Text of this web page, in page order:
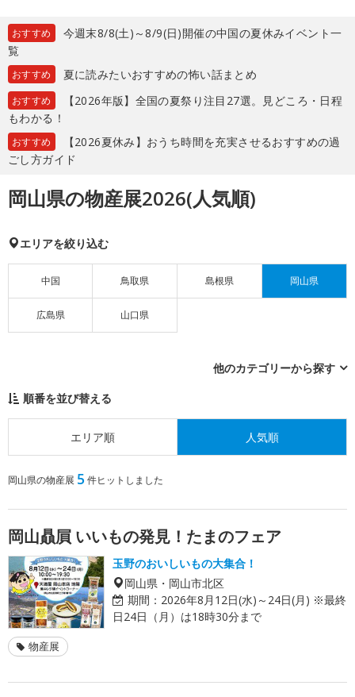
おすすめ
今週末8/8(土)～8/9(日)開催の中国の夏休みイベント一
覧
おすすめ 夏に読みたいおすすめの怖い話まとめ
おすすめ
【2026年版】全国の夏祭り注目27選。見どころ・日程
もわかる！
おすすめ
【2026夏休み】おうち時間を充実させるおすすめの過
ごし方ガイド
岡山県の物産展2026(人気順)
エリアを絞り込む
中国 鳥取県 島根県 岡山県
広島県 山口県
他のカテゴリーから探す
順番を並び替える
エリア順 人気順
岡山県の物産展 5 件ヒットしました
岡山贔屓 いいもの発見！たまのフェア
玉野のおいしいもの大集合！
岡山県・岡山市北区
期間： 2026年8月12日(水)～24日(月) ※最終
日24日（月）は18時30分まで
物産展